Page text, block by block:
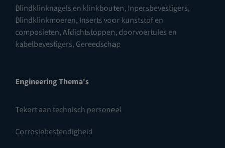
Blindklinknagels en klinkbouten, Inpersbevestigers,
Blindklinkmoeren, Inserts voor kunststof en
composieten,Afdichtstoppen, doorvoertules en
kabelbevestigers, Gereedschap
Engineering Thema's
Tekort aan technisch personeel
Corrosiebestendigheid